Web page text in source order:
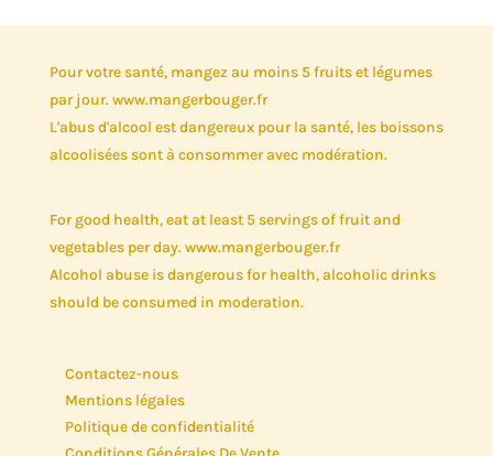
Pour votre santé, mangez au moins 5 fruits et légumes
par jour. www.mangerbouger.fr
L'abus d'alcool est dangereux pour la santé, les boissons
alcoolisées sont à consommer avec modération.
For good health, eat at least 5 servings of fruit and
vegetables per day. www.mangerbouger.fr
Alcohol abuse is dangerous for health, alcoholic drinks
should be consumed in moderation.
Contactez-nous
Mentions légales
Politique de confidentialité